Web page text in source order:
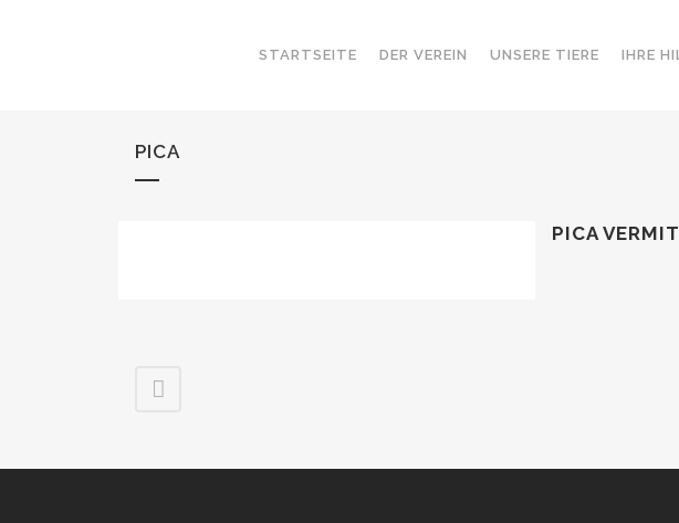
STARTSEITE DER VEREIN UNSERE TIERE IHRE
PICA
PICA